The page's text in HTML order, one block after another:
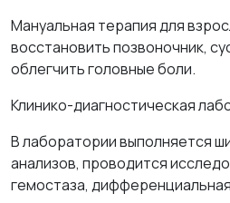
Мануальная терапия для
восстановить позвоночник,
облегчить головные боли.
Клинико-диагностическая
В лаборатории выполняется
анализов, проводится
гемостаза,